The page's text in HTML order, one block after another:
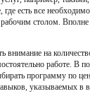
есть все
столом.
внимание на
работе. В
программу по
указываемых в